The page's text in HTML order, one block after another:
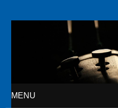
Akvarteto
MENU